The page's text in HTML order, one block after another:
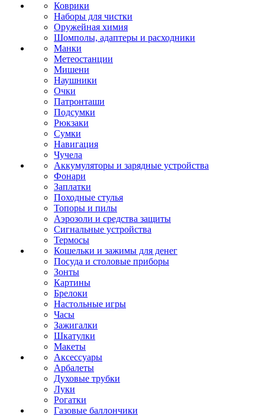
Коврики
Наборы для чистки
Оружейная химия
Шомполы, адаптеры и расходники
Манки
Метеостанции
Мишени
Наушники
Очки
Патронташи
Подсумки
Рюкзаки
Сумки
Навигация
Чучела
Аккумуляторы и зарядные устройства
Фонари
Заплатки
Походные стулья
Топоры и пилы
Аэрозоли и средства защиты
Сигнальные устройства
Термосы
Кошельки и зажимы для денег
Посуда и столовые приборы
Зонты
Картины
Брелоки
Настольные игры
Часы
Зажигалки
Шкатулки
Макеты
Аксессуары
Арбалеты
Духовые трубки
Луки
Рогатки
Газовые баллончики